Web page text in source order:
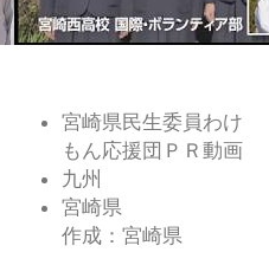
宮崎県民生委員わけ
もん応援団ＰＲ動画
九州
宮崎県
作成：宮崎県